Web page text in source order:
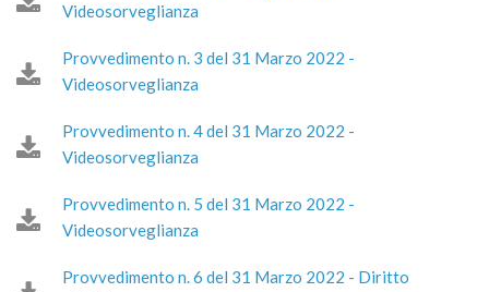
Videosorveglianza
Provvedimento n. 3 del 31 Marzo 2022 -
Videosorveglianza
Provvedimento n. 4 del 31 Marzo 2022 -
Videosorveglianza
Provvedimento n. 5 del 31 Marzo 2022 -
Videosorveglianza
Provvedimento n. 6 del 31 Marzo 2022 - Diritto